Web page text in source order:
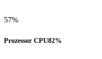
57%
Prozessor CPU82%